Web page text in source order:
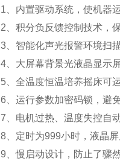
1、内置驱动系统，使机器
2、积分负反馈控制技术，
3、智能化声光报警环境扫
4、大屏幕背景光液晶显示
5、全温度恒温培养摇床可
6、运行参数加密码锁，避
7、电机过热、温度失控自
8、定时为999小时，液晶
9、慢启动设计，防止了骤